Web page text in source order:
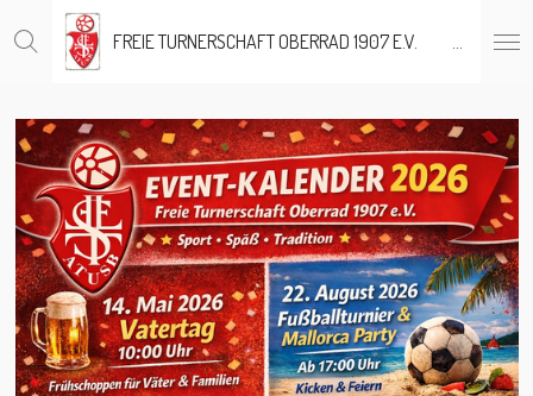
Hauptinhalt
springen
FREIE TURNERSCHAFT OBERRAD 1907 E.V.